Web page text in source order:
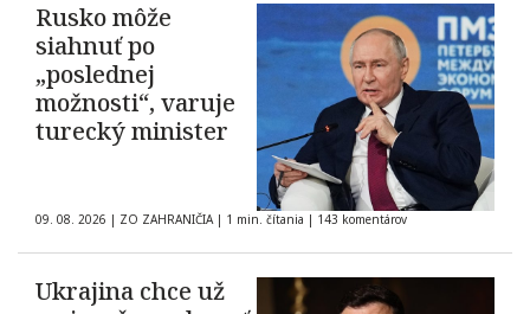
Rusko môže
siahnuť po
„poslednej
možnosti“, varuje
turecký minister
09. 08. 2026 | ZO ZAHRANIČIA | 1 min. čítania | 143 komentárov
Ukrajina chce už